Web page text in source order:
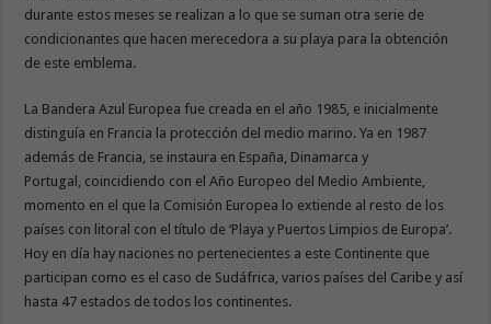
durante estos meses se realizan a lo que se suman otra serie de
condicionantes que hacen merecedora a su playa para la obtención
de este emblema.
La Bandera Azul Europea fue creada en el año 1985, e inicialmente
distinguía en Francia la protección del medio marino. Ya en 1987
además de Francia, se instaura en España, Dinamarca y
Portugal, coincidiendo con el Año Europeo del Medio Ambiente,
momento en el que la Comisión Europea lo extiende al resto de los
países con litoral con el título de ‘Playa y Puertos Limpios de Europa’.
Hoy en día hay naciones no pertenecientes a este Continente que
participan como es el caso de Sudáfrica, varios países del Caribe y así
hasta 47 estados de todos los continentes.